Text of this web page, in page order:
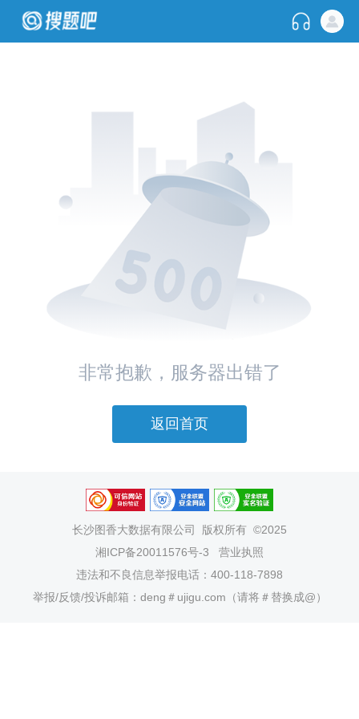
非常抱歉，服务器出错了
返回首页
长沙图香大数据有限公司
版权所有 ©2025
湘ICP备20011576号-3
营业执照
违法和不良信息举报电话：400-118-7898
举报/反馈/投诉邮箱：deng＃ujigu.com（请将＃替换成@）